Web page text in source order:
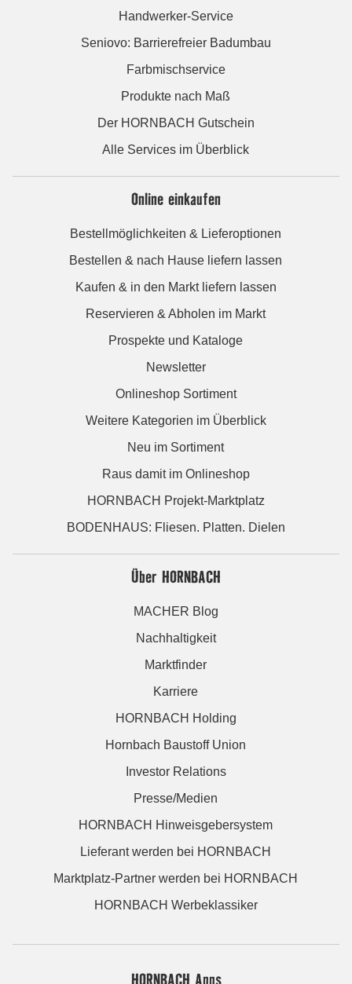
Handwerker-Service
Seniovo: Barrierefreier Badumbau
Farbmischservice
Produkte nach Maß
Der HORNBACH Gutschein
Alle Services im Überblick
Online einkaufen
Bestellmöglichkeiten & Lieferoptionen
Bestellen & nach Hause liefern lassen
Kaufen & in den Markt liefern lassen
Reservieren & Abholen im Markt
Prospekte und Kataloge
Newsletter
Onlineshop Sortiment
Weitere Kategorien im Überblick
Neu im Sortiment
Raus damit im Onlineshop
HORNBACH Projekt-Marktplatz
BODENHAUS: Fliesen. Platten. Dielen
Über HORNBACH
MACHER Blog
Nachhaltigkeit
Marktfinder
Karriere
HORNBACH Holding
Hornbach Baustoff Union
Investor Relations
Presse/Medien
HORNBACH Hinweisgebersystem
Lieferant werden bei HORNBACH
Marktplatz-Partner werden bei HORNBACH
HORNBACH Werbeklassiker
HORNBACH Apps